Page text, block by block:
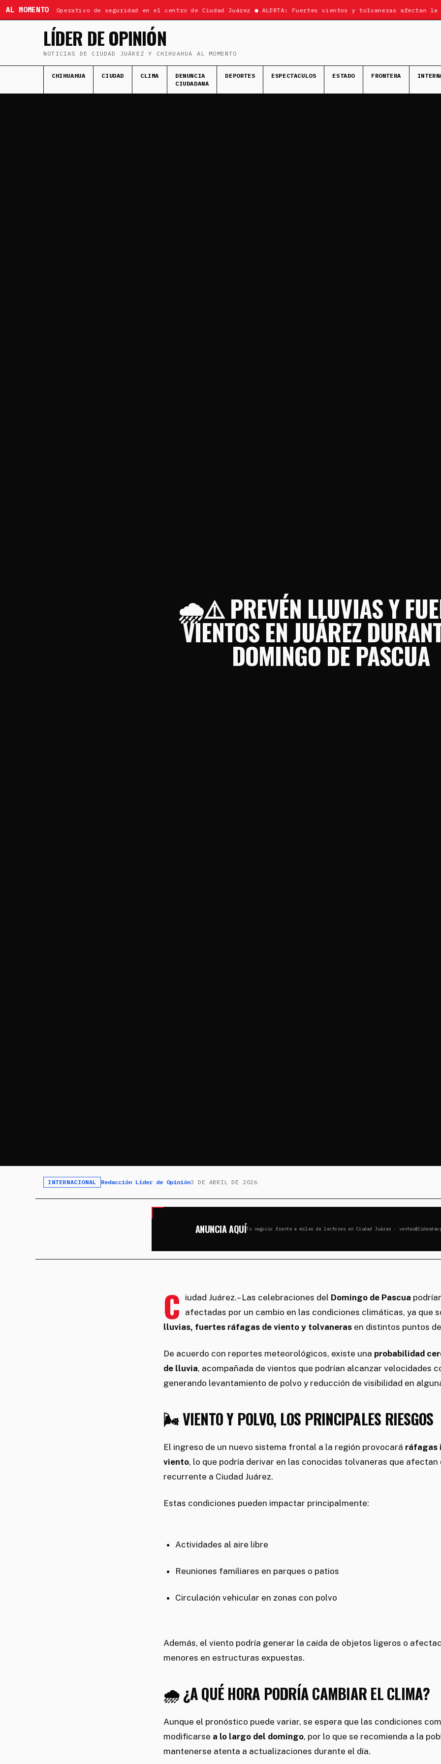
AL MOMENTOHORA: Operativo de seguridad en el centro de Ciudad Juárez ● ALERTA: Fuertes vientos y tolvaneras afectan la
LÍDER DE OPINIÓN
NOTICIAS DE CIUDAD JUÁREZ Y CHIHUAHUA AL MOMENTO
CHIHUAHUA CIUDAD CLIMA
DENUNCIA
CIUDADANA
DEPORTES ESPECTACULOS ESTADO FRONTERA
🌧️⚠️ PREVÉN LLUVIAS Y
VIENTOS EN JUÁREZ
DOMINGO DE PASCUA
INTERNACIONAL Redacción Líder de Opinión3 DE ABRIL DE 2026
ANUNCIA AQUÍTu negocio frente a miles de lectores en Ciudad Juárez ·
C iudad Juárez.– Las celebraciones del Domingo de Pascua
afectadas por un cambio en las condiciones climáticas, ya que
lluvias, fuertes ráfagas de viento y tolvaneras en distintos puntos
De acuerdo con reportes meteorológicos, existe una probabilidad
de lluvia, acompañada de vientos que podrían alcanzar velocidades
generando levantamiento de polvo y reducción de visibilidad en
🌬️ VIENTO Y POLVO, LOS PRINCIPALES RIESGOS
El ingreso de un nuevo sistema frontal a la región provocará ráfagas
viento, lo que podría derivar en las conocidas tolvaneras que afectan
recurrente a Ciudad Juárez.
Estas condiciones pueden impactar principalmente:
Actividades al aire libre
Reuniones familiares en parques o patios
Circulación vehicular en zonas con polvo
Además, el viento podría generar la caída de objetos ligeros o
menores en estructuras expuestas.
🌧️ ¿A QUÉ HORA PODRÍA CAMBIAR EL CLIMA?
Aunque el pronóstico puede variar, se espera que las condiciones
modificarse a lo largo del domingo, por lo que se recomienda a la
mantenerse atenta a actualizaciones durante el día.